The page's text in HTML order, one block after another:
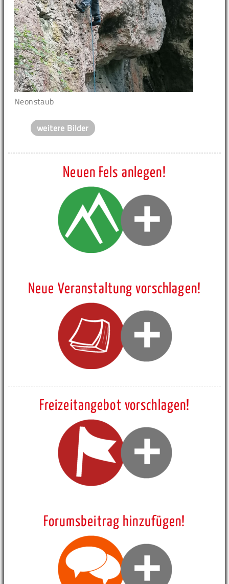
Neonstaub
weitere Bilder
Neuen Fels anlegen!
Neue Veranstaltung vorschlagen!
Freizeitangebot vorschlagen!
Forumsbeitrag hinzufügen!